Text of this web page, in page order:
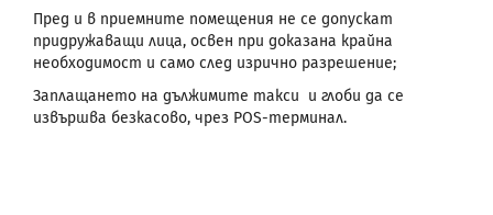
Пред и в приемните помещения не се допускат
придружаващи лица, освен при доказана крайна
необходимост и само след изрично разрешение;
Заплащането на дължимите такси и глоби да се
извършва безкасово, чрез POS-терминал.